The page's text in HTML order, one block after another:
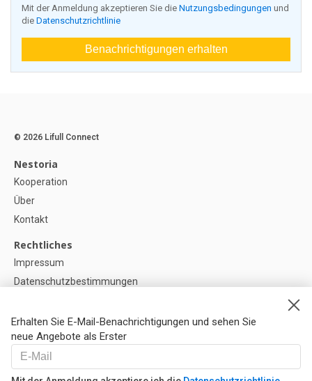
Mit der Anmeldung akzeptieren Sie die Nutzungsbedingungen und
die Datenschutzrichtlinie
Benachrichtigungen erhalten
Erhalten Sie E-Mail-Benachrichtigungen und sehen Sie
neue Angebote als Erster
© 2026 Lifull Connect
Nestoria
Kooperation
Über
Kontakt
Rechtliches
Impressum
Datenschutzbestimmungen
Cookie-Einstellunge
Hilfe
FAQ